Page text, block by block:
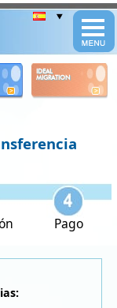
IDEAL
MIGRATION
Pago